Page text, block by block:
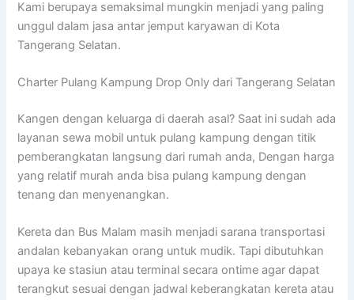
Kami berupaya semaksimal mungkin menjadi yang paling
unggul dalam jasa antar jemput karyawan di Kota
Tangerang Selatan.
Charter Pulang Kampung Drop Only dari Tangerang Selatan
Kangen dengan keluarga di daerah asal? Saat ini sudah ada
layanan sewa mobil untuk pulang kampung dengan titik
pemberangkatan langsung dari rumah anda, Dengan harga
yang relatif murah anda bisa pulang kampung dengan
tenang dan menyenangkan.
Kereta dan Bus Malam masih menjadi sarana transportasi
andalan kebanyakan orang untuk mudik. Tapi dibutuhkan
upaya ke stasiun atau terminal secara ontime agar dapat
terangkut sesuai dengan jadwal keberangkatan kereta atau